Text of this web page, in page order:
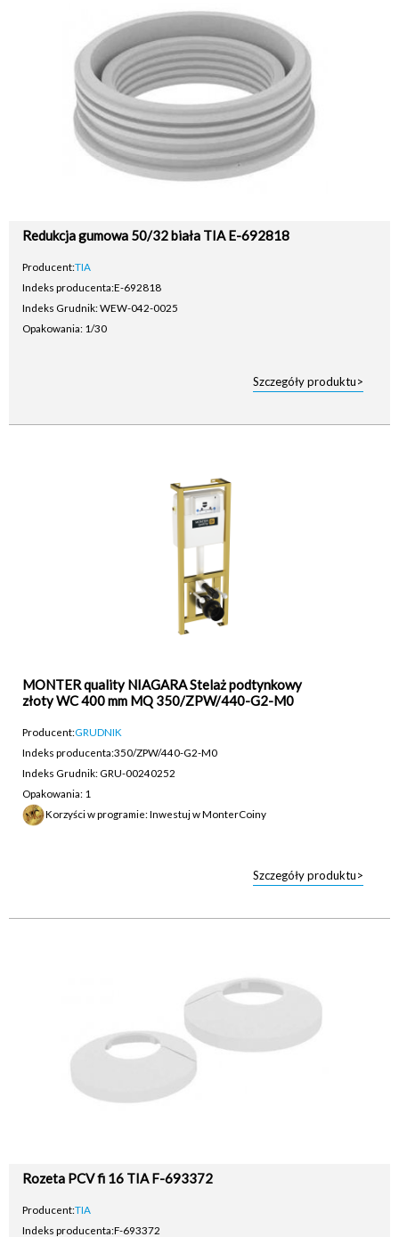
Redukcja gumowa 50/32 biała TIA E-692818
Producent:TIA
Indeks producenta:E-692818
Indeks Grudnik: WEW-042-0025
Opakowania: 1/30
Szczegóły produktu>
MONTER quality NIAGARA Stelaż podtynkowy
złoty WC 400 mm MQ 350/ZPW/440-G2-M0
Producent:GRUDNIK
Indeks producenta:350/ZPW/440-G2-M0
Indeks Grudnik: GRU-00240252
Opakowania: 1
Korzyści w programie: Inwestuj w MonterCoiny
Szczegóły produktu>
Rozeta PCV fi 16 TIA F-693372
Producent:TIA
Indeks producenta:F-693372